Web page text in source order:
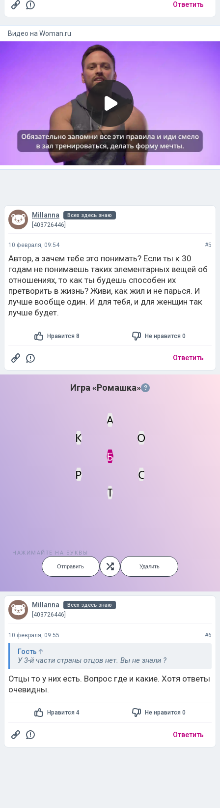
Ответить
Видео на woman.ru
Millanna Всех здесь знаю
[403726446]
10 февраля, 09:54 #5
Автор, а зачем тебе это понимать? Если ты к 30
годам не понимаешь таких элементарных вещей об
отношениях, то как ты будешь способен их
претворить в жизнь? Живи, как жил и не парься. И
лучше вообще один. И для тебя, и для женщин так
лучше будет.
Нравится 8 Не нравится 0
Ответить
Игра «Ромашка» ?
Мин. кол-во очков
Б
А
К
О
Р
С
Т
НАЖИМАЙТЕ НА БУКВЫ
Отправить Удалить
Millanna Всех здесь знаю
[403726446]
10 февраля, 09:55 #6
Гость
У 3-й части страны отцов нет. Вы не знали ?
Отцы то у них есть. Вопрос где и какие. Хотя ответы
очевидны.
Нравится 4 Не нравится 0
Ответить